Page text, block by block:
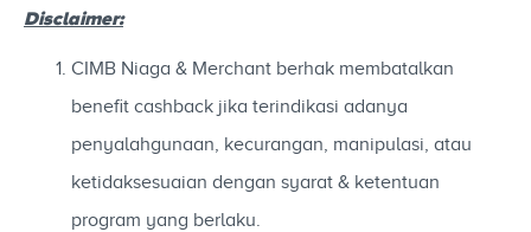
Disclaimer:
CIMB Niaga & Merchant berhak membatalkan
benefit cashback jika terindikasi adanya
penyalahgunaan, kecurangan, manipulasi, atau
ketidaksesuaian dengan syarat & ketentuan
program yang berlaku.